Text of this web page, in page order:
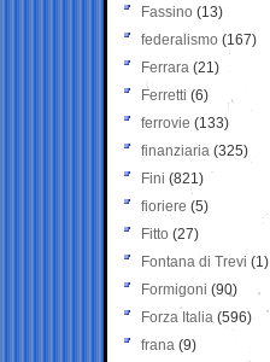
Fassino (13)
federalismo (167)
Ferrara (21)
Ferretti (6)
ferrovie (133)
finanziaria (325)
Fini (821)
fioriere (5)
Fitto (27)
Fontana di Trevi (1)
Formigoni (90)
Forza Italia (596)
frana (9)